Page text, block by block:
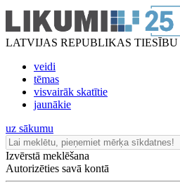
LATVIJAS REPUBLIKAS
veidi
tēmas
visvairāk skatītie
jaunākie
uz sākumu
Izvērstā meklēšana
Autorizēties savā kontā